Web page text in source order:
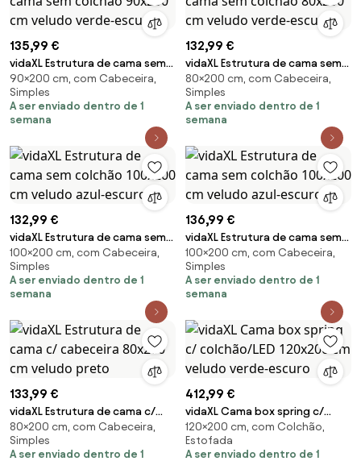
135,99 €
vidaXL Estrutura de cama sem
colchão 90x200 cm veludo
verde-escuro
90×200 cm, com Cabeceira,
Simples
A ser enviado dentro de 1
semana
132,99 €
vidaXL Estrutura de cama sem
colchão 80x200 cm veludo
verde-escuro
80×200 cm, com Cabeceira,
Simples
A ser enviado dentro de 1
semana
132,99 €
vidaXL Estrutura de cama sem
colchão 100x200 cm veludo
azul-escuro
100×200 cm, com Cabeceira,
Simples
A ser enviado dentro de 1
semana
136,99 €
vidaXL Estrutura de cama sem
colchão 100x200 cm veludo
azul-escuro
100×200 cm, com Cabeceira,
Simples
A ser enviado dentro de 1
semana
133,99 €
vidaXL Estrutura de cama c/
cabeceira 80x200 cm veludo
preto
80×200 cm, com Cabeceira,
Simples
A ser enviado dentro de 1
412,99 €
vidaXL Cama box spring c/
colchão/LED 120x200 cm
veludo verde-escuro
120×200 cm, com Colchão,
Estofada
A ser enviado dentro de 1